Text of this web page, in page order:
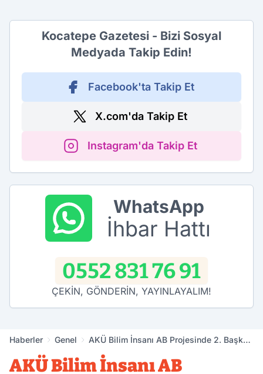
Kocatepe Gazetesi - Bizi Sosyal
Medyada Takip Edin!
Facebook'ta Takip Et
X.com'da Takip Et
Instagram'da Takip Et
WhatsApp
İhbar Hattı
0552 831 76 91
ÇEKİN, GÖNDERİN, YAYINLAYALIM!
Haberler Genel
AKÜ Bilim İnsanı AB Projesinde 2. Başkan
AKÜ Bilim İnsanı AB